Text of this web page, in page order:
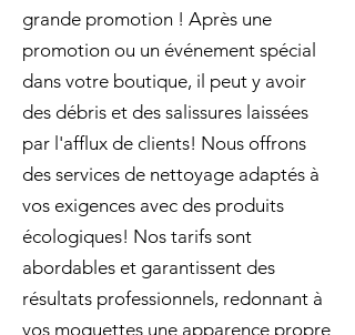
grande promotion ! Après une
promotion ou un événement spécial
dans votre boutique, il peut y avoir
des débris et des salissures laissées
par l'afflux de clients! Nous offrons
des services de nettoyage adaptés à
vos exigences avec des produits
écologiques! Nos tarifs sont
abordables et garantissent des
résultats professionnels, redonnant à
vos moquettes une apparence propre